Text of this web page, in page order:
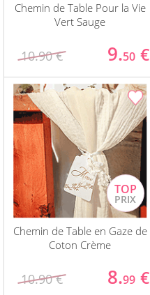
Chemin de Table Pour la Vie
Vert Sauge
10.90 € 9.50 €
Chemin de Table en Gaze de
Coton Crème
10.90 € 8.99 €